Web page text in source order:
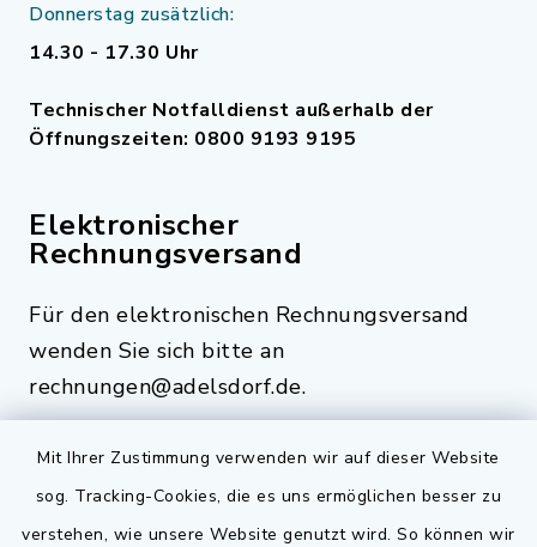
Mit Ihrer Zustimmung verwenden wir auf dieser Website
sog. Tracking-Cookies, die es uns ermöglichen besser zu
verstehen, wie unsere Website genutzt wird. So können wir
Donnerstag zusätzlich:
14.30 - 17.30 Uhr
Technischer Notfalldienst außerhalb der
Öffnungszeiten: 0800 9193 9195
Elektronischer
Rechnungsversand
Für den elektronischen Rechnungsversand
wenden Sie sich bitte an
rechnungen@adelsdorf.de.
Quicklinks